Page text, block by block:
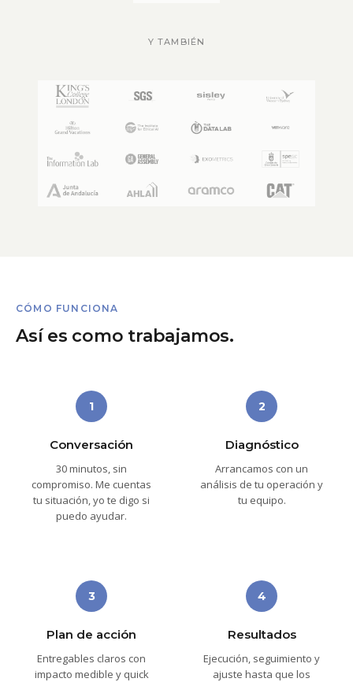
Y TAMBIÉN
CÓMO FUNCIONA
Así es como trabajamos.
1
Conversación
30 minutos, sin
compromiso. Me cuentas
tu situación, yo te digo si
puedo ayudar.
2
Diagnóstico
Arrancamos con un
análisis de tu operación y
tu equipo.
3
Plan de acción
Entregables claros con
impacto medible y quick
4
Resultados
Ejecución, seguimiento y
ajuste hasta que los